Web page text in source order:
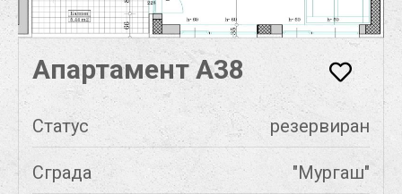
Апартамент А38
Статус резервиран
Сграда "Мургаш"